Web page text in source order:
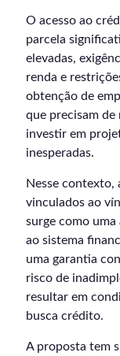
O acesso ao
parcela
elevadas,
renda e
obtenção de
que precisam de
investir em
inesperadas.
Nesse contexto,
vinculados ao
surge como
ao sistema
uma garantia
risco de
resultar em
busca crédito.
A proposta tem